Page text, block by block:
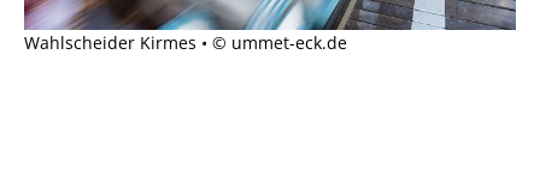
Wahlscheider Kirmes • © ummet-eck.de